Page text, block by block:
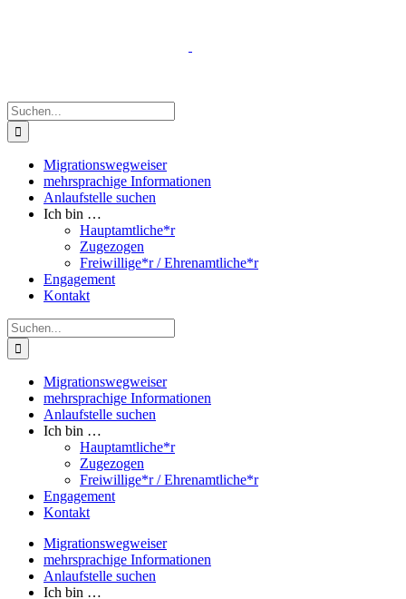
Suche
nach:
Migrationswegweiser
mehrsprachige Informationen
Anlaufstelle suchen
Ich bin …
Hauptamtliche*r
Zugezogen
Freiwillige*r / Ehrenamtliche*r
Engagement
Kontakt
Suche
nach:
Migrationswegweiser
mehrsprachige Informationen
Anlaufstelle suchen
Ich bin …
Hauptamtliche*r
Zugezogen
Freiwillige*r / Ehrenamtliche*r
Engagement
Kontakt
Migrationswegweiser
mehrsprachige Informationen
Anlaufstelle suchen
Ich bin …